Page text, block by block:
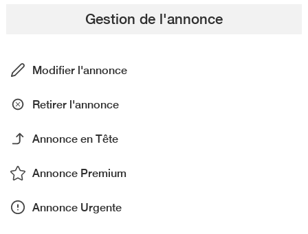
Gestion de l'annonce
Modifier l'annonce
Retirer l'annonce
Annonce en Tête
Annonce Premium
Annonce Urgente